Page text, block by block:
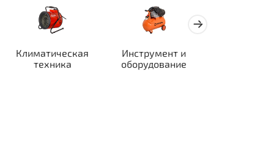
Климатическая
техника
Инструмент и
оборудование